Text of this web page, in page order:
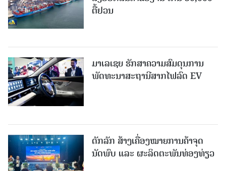
ຕື້ຢວນ
ມາເລເຊຍ ຮັກສາຄວາມສົມດຸນການ
ພັດທະນາສະຖານີສາກໄຟລົດ EV
ດັກລັກ ສ້າງເຄື່ອງໝາຍການຄ້າຈຸດ
ນັດພົບ ແລະ ຜະລິດຕະພັນທ່ອງທ່ຽວ